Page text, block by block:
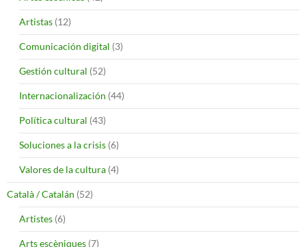
Artistas (12)
Comunicación digital (3)
Gestión cultural (52)
Internacionalización (44)
Política cultural (43)
Soluciones a la crisis (6)
Valores de la cultura (4)
Català / Catalán (52)
Artistes (6)
Arts escèniques (7)